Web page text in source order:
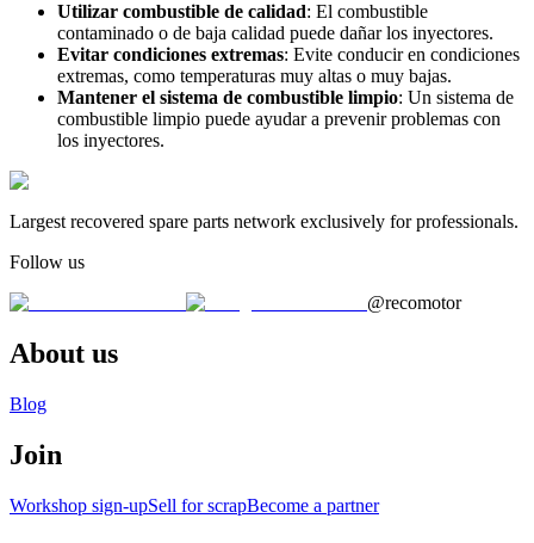
Utilizar combustible de calidad: El combustible
contaminado o de baja calidad puede dañar los inyectores.
Evitar condiciones extremas: Evite conducir en condiciones
extremas, como temperaturas muy altas o muy bajas.
Mantener el sistema de combustible limpio: Un sistema de
combustible limpio puede ayudar a prevenir problemas con
los inyectores.
Largest recovered spare parts network exclusively for professionals.
Follow us
@recomotor
About us
Blog
Join
Workshop sign-upSell for scrapBecome a partner